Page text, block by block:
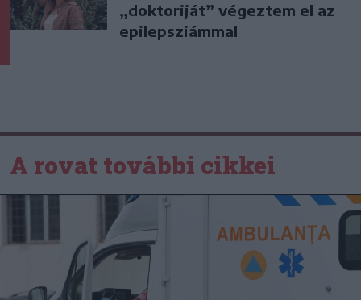
„doktoriját” végeztem el az
epilepsziámmal
A rovat további cikkei